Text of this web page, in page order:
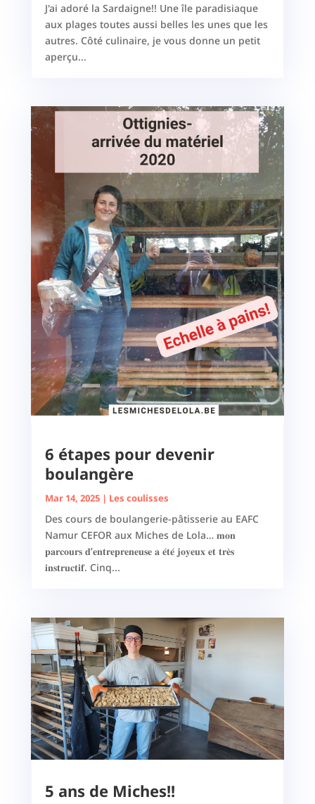
J'ai adoré la Sardaigne!! Une île paradisiaque
aux plages toutes aussi belles les unes que les
autres. Côté culinaire, je vous donne un petit
aperçu...
6 étapes pour devenir
boulangère
Mar 14, 2025| Les coulisses
Des cours de boulangerie-pâtisserie au EAFC
Namur CEFOR aux Miches de Lola… 𝐦𝐨𝐧
𝐩𝐚𝐫𝐜𝐨𝐮𝐫𝐬 𝐝’𝐞𝐧𝐭𝐫𝐞𝐩𝐫𝐞𝐧𝐞𝐮𝐬𝐞 𝐚 𝐞́𝐭𝐞́ 𝐣𝐨𝐲𝐞𝐮𝐱 𝐞𝐭 𝐭𝐫𝐞̀𝐬
𝐢𝐧𝐬𝐭𝐫𝐮𝐜𝐭𝐢𝐟. Cinq...
5 ans de Miches!!